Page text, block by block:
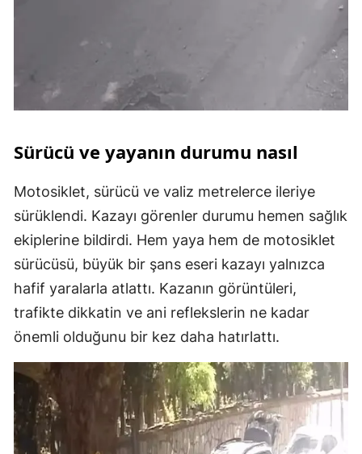
Sürücü ve yayanın durumu nasıl
Motosiklet, sürücü ve valiz metrelerce ileriye
sürüklendi. Kazayı görenler durumu hemen sağlık
ekiplerine bildirdi. Hem yaya hem de motosiklet
sürücüsü, büyük bir şans eseri kazayı yalnızca
hafif yaralarla atlattı. Kazanın görüntüleri,
trafikte dikkatin ve ani reflekslerin ne kadar
önemli olduğunu bir kez daha hatırlattı.